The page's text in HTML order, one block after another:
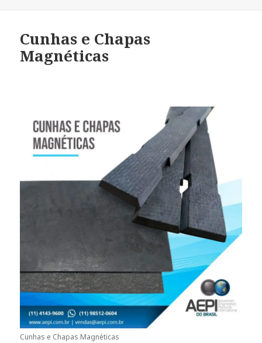
Cunhas e Chapas
Magnéticas
Cunhas e Chapas Magnéticas